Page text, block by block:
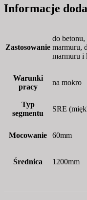
Informacje
Zastosowanie
do
marmuru,
marmuru i
Warunki
pracy
na mokro
Typ
segmentu
SRE
Mocowanie 60mm
Średnica 1200mm